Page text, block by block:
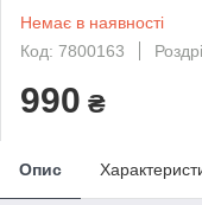
Немає в наявності
Код: 7800163
990 ₴
Опис